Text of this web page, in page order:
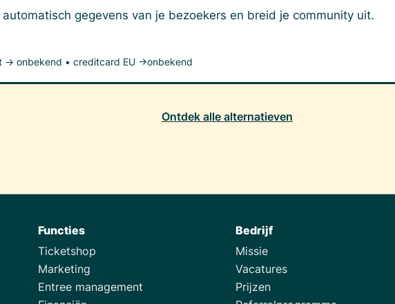
gegevens van je bezoekers en breid je community uit.
→ onbekend • creditcard EU →onbekend
Ontdek alle alternatieven
Functies
Ticketshop
Marketing
Entree management
Bedrijf
Missie
Vacatures
Prijzen